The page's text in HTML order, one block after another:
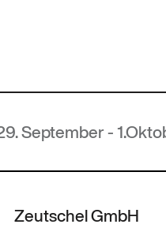
- 1.Oktober, 2026,
Zeutschel GmbH